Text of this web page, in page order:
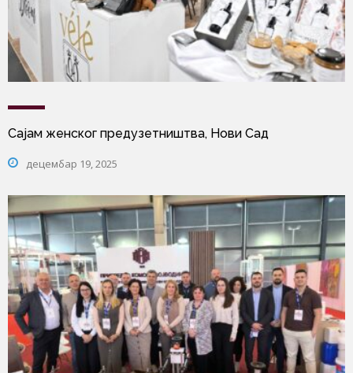
Сајам женског предузетништва, Нови Сад
децембар 19, 2025